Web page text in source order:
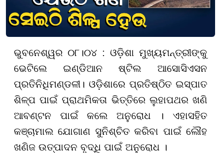
ଭୁବନେଶ୍ୱର ୦୮।୦୪ : ଓଡ଼ିଶା ମୁଖ୍ୟମନ୍ତ୍ରୀଙ୍କୁ
ଭେଟିଲେ ଇଣ୍ଡିଆନ ଷ୍ଟିଲ ଆସୋସିଏସନ
ପ୍ରତିନିଧିମଣ୍ଡଳୀ। ଓଡ଼ିଶାରେ ପ୍ରତିଷ୍ଠିତ ଇସ୍ପାତ
ଶିଳ୍ପ ପାଇଁ ପ୍ରାଥମିକତା ଭିତ୍ତିରେ ଲୁହାପଥର ଖଣି
ଆବଣ୍ଟନ ପାଇଁ କଲେ ଅନୁରୋଧ । ଏହାସହିତ
କଞ୍ଚାମାଲ ଯୋଗାଣ ସୁନିଶ୍ଚିତ କରିବା ପାଇଁ ଲୌହ
ଖଣିଜ ଉତ୍ପାଦନ ବୃଦ୍ଧି ପାଇଁ ଅନୁରୋଧ ।